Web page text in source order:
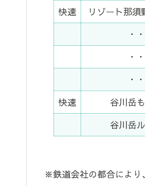
快速
リゾート那
・・
・・
・・
快速
谷川岳
谷川岳
※鉄道会社の都合により